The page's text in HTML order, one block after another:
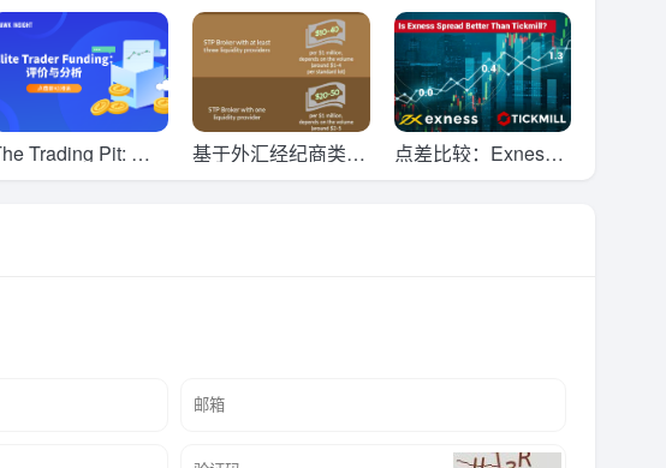
：评价与分析
与分析
与分析
Trading Pit: 评
与分析
基于外汇经纪商类型
的交易佣金
点差比较：Exness v
s Tickmill